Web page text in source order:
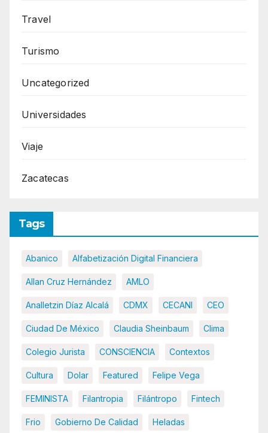
Travel
Turismo
Uncategorized
Universidades
Viaje
Zacatecas
Tags
Abanico Alfabetización Digital Financiera
Allan Cruz Hernández AMLO
Analletzin Díaz Alcalá CDMX CECANI CEO
Ciudad De México Claudia Sheinbaum Clima
Colegio Jurista CONSCIENCIA Contextos
Cultura Dolar Featured Felipe Vega
FEMINISTA Filantropia Filántropo Fintech
Frio Gobierno De Calidad Heladas